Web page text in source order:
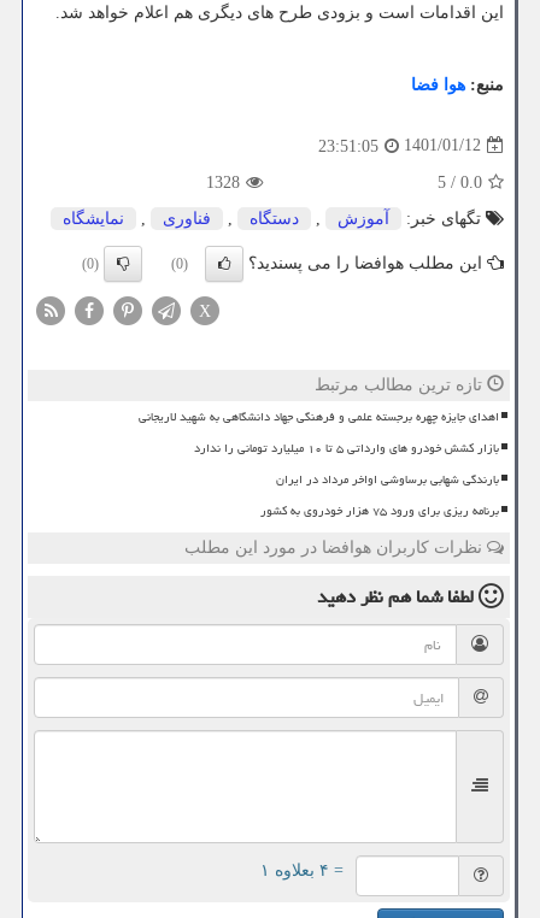
این اقدامات است و بزودی طرح های دیگری هم اعلام خواهد شد.
منبع: هوا فضا
1401/01/12
23:51:05
0.0
/
5
1328
تگهای خبر:
آموزش , دستگاه , فناوری , نمایشگاه
این مطلب هوافضا را می پسندید؟ (0)
(0)
X
تازه ترین مطالب مرتبط
اهدای جایزه چهره برجسته علمی و فرهنگی جهاد دانشگاهی به شهید لاریجانی
بازار کشش خودرو های وارداتی ۵ تا ۱۰ میلیارد تومانی را ندارد
بارندگی شهابی برساوشی اواخر مرداد در ایران
برنامه ریزی برای ورود ۷۵ هزار خودروی به کشور
نظرات کاربران هوافضا در مورد این مطلب
لطفا شما همنظر دهید
= ۴ بعلاوه ۱